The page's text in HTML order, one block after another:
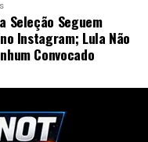
Seleção Seguem
Instagram; Lula Não
Convocado